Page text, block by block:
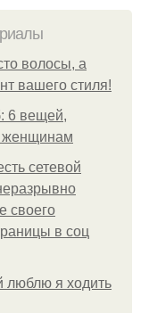
волосы, а
вашего стиля!
6 вещей,
женщинам
сетевой
своего
в соц
люблю я ходить